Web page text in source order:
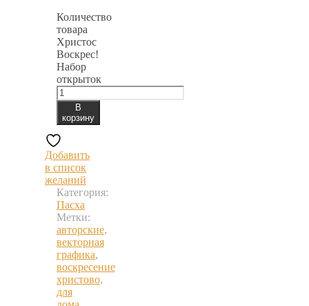
Количество
товара
Христос
Воскрес!
Набор
открыток
В
корзину
Добавить
в список
желаний
Категория:
Пасха
Метки:
авторские,
векторная
графика,
воскресение
христово,
для